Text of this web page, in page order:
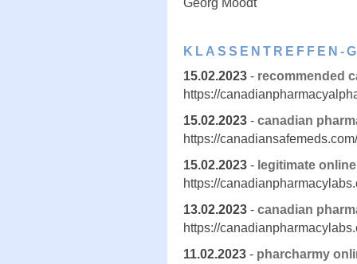
KLASSENTREFFEN-
15.02.2023 - recommended
https://
15.02.2023 - canadian
https://canadiansafemeds.com/
15.02.2023 - legitimate
https://
13.02.2023 - canadian
https://
11.02.2023 - pharcharmy